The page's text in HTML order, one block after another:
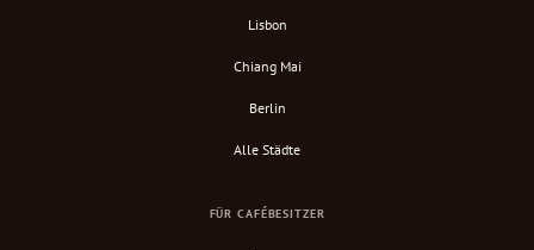
Lisbon
Chiang Mai
Berlin
Alle Städte
FÜR CAFÉBESITZER